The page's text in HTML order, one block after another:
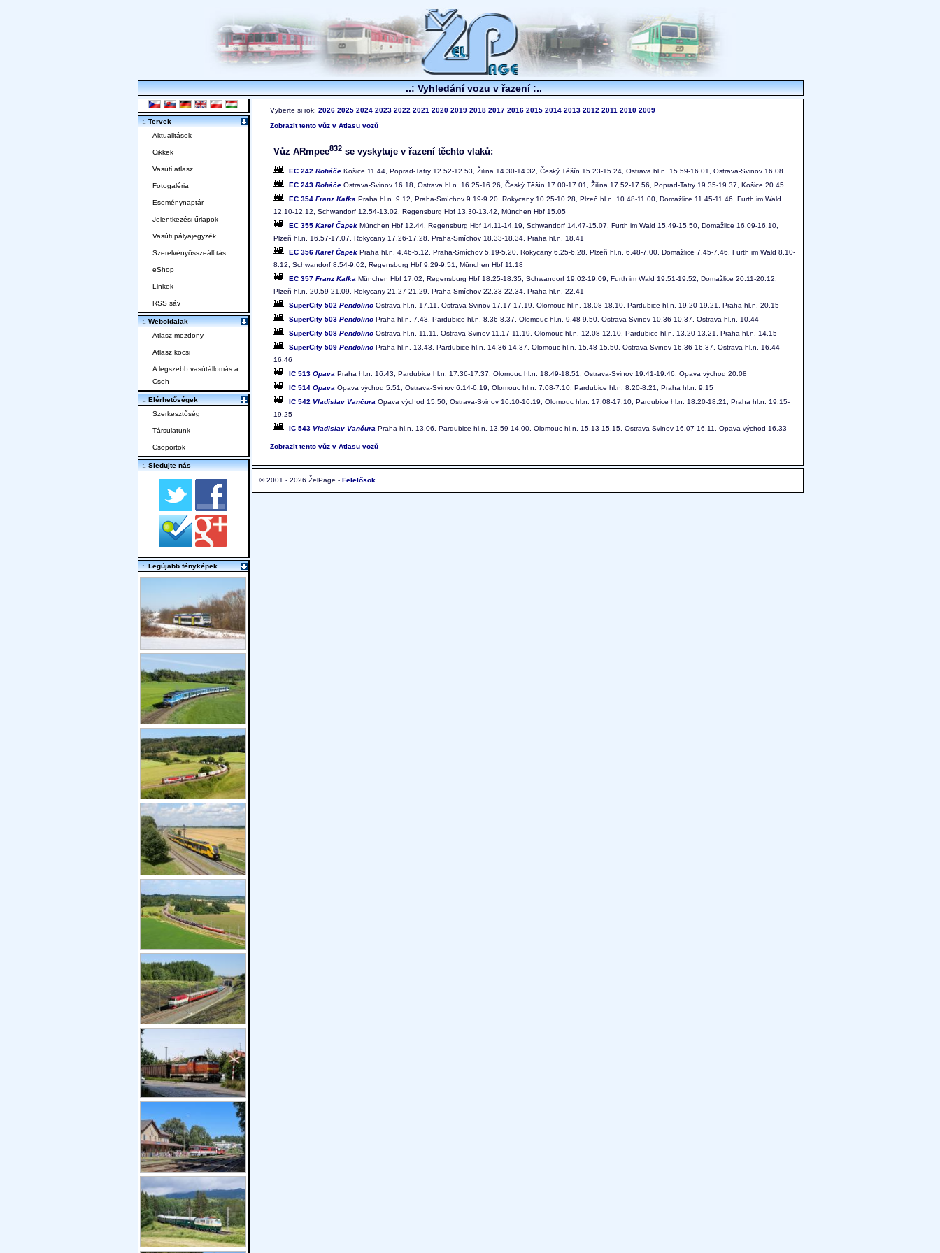
..: Vyhledání vozu v řazení :..
Vyberte si rok: 2026 2025 2024 2023 2022 2021 2020 2019 2018 2017 2016 2015 2014 2013 2012 2011 2010 2009
Zobrazit tento vůz v Atlasu vozů
Vůz ARmpee832 se vyskytuje v řazení těchto vlaků:
EC 242 Roháče Košice 11.44, Poprad-Tatry 12.52-12.53, Žilina 14.30-14.32, Český Těšín 15.23-15.24, Ostrava hl.n. 15.59-16.01, Ostrava-Svinov 16.08
EC 243 Roháče Ostrava-Svinov 16.18, Ostrava hl.n. 16.25-16.26, Český Těšín 17.00-17.01, Žilina 17.52-17.56, Poprad-Tatry 19.35-19.37, Košice 20.45
EC 354 Franz Kafka Praha hl.n. 9.12, Praha-Smíchov 9.19-9.20, Rokycany 10.25-10.28, Plzeň hl.n. 10.48-11.00, Domažlice 11.45-11.46, Furth im Wald
12.10-12.12, Schwandorf 12.54-13.02, Regensburg Hbf 13.30-13.42, München Hbf 15.05
EC 355 Karel Čapek München Hbf 12.44, Regensburg Hbf 14.11-14.19, Schwandorf 14.47-15.07, Furth im Wald 15.49-15.50, Domažlice 16.09-16.10,
Plzeň hl.n. 16.57-17.07, Rokycany 17.26-17.28, Praha-Smíchov 18.33-18.34, Praha hl.n. 18.41
EC 356 Karel Čapek Praha hl.n. 4.46-5.12, Praha-Smíchov 5.19-5.20, Rokycany 6.25-6.28, Plzeň hl.n. 6.48-7.00, Domažlice 7.45-7.46, Furth im Wald 8.10-
8.12, Schwandorf 8.54-9.02, Regensburg Hbf 9.29-9.51, München Hbf 11.18
EC 357 Franz Kafka München Hbf 17.02, Regensburg Hbf 18.25-18.35, Schwandorf 19.02-19.09, Furth im Wald 19.51-19.52, Domažlice 20.11-20.12,
Plzeň hl.n. 20.59-21.09, Rokycany 21.27-21.29, Praha-Smíchov 22.33-22.34, Praha hl.n. 22.41
SuperCity 502 Pendolino Ostrava hl.n. 17.11, Ostrava-Svinov 17.17-17.19, Olomouc hl.n. 18.08-18.10, Pardubice hl.n. 19.20-19.21, Praha hl.n. 20.15
SuperCity 503 Pendolino Praha hl.n. 7.43, Pardubice hl.n. 8.36-8.37, Olomouc hl.n. 9.48-9.50, Ostrava-Svinov 10.36-10.37, Ostrava hl.n. 10.44
SuperCity 508 Pendolino Ostrava hl.n. 11.11, Ostrava-Svinov 11.17-11.19, Olomouc hl.n. 12.08-12.10, Pardubice hl.n. 13.20-13.21, Praha hl.n. 14.15
SuperCity 509 Pendolino Praha hl.n. 13.43, Pardubice hl.n. 14.36-14.37, Olomouc hl.n. 15.48-15.50, Ostrava-Svinov 16.36-16.37, Ostrava hl.n. 16.44-
16.46
IC 513 Opava Praha hl.n. 16.43, Pardubice hl.n. 17.36-17.37, Olomouc hl.n. 18.49-18.51, Ostrava-Svinov 19.41-19.46, Opava východ 20.08
IC 514 Opava Opava východ 5.51, Ostrava-Svinov 6.14-6.19, Olomouc hl.n. 7.08-7.10, Pardubice hl.n. 8.20-8.21, Praha hl.n. 9.15
IC 542 Vladislav Vančura Opava východ 15.50, Ostrava-Svinov 16.10-16.19, Olomouc hl.n. 17.08-17.10, Pardubice hl.n. 18.20-18.21, Praha hl.n. 19.15-
19.25
IC 543 Vladislav Vančura Praha hl.n. 13.06, Pardubice hl.n. 13.59-14.00, Olomouc hl.n. 15.13-15.15, Ostrava-Svinov 16.07-16.11, Opava východ 16.33
Zobrazit tento vůz v Atlasu vozů
© 2001 - 2026 ŽelPage - Felelősök
:. Tervek
Aktualitások
Cikkek
Vasúti atlasz
Fotogaléria
Eseménynaptár
Jelentkezési űrlapok
Vasúti pályajegyzék
Szerelvényösszeállítás
eShop
Linkek
RSS sáv
:. Weboldalak
Atlasz mozdony
Atlasz kocsi
A legszebb vasútállomás a
Cseh
:. Elérhetőségek
Szerkesztőség
Társulatunk
Csoportok
:. Sledujte nás
:. Legújabb fényképek